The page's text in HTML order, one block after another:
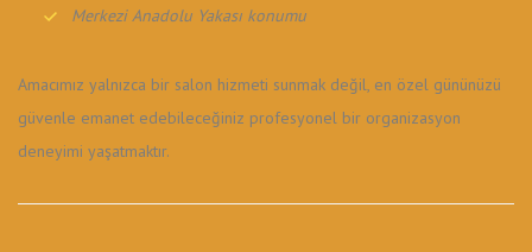
Merkezi Anadolu Yakası konumu
Amacımız yalnızca bir salon hizmeti sunmak değil, en özel gününüzü
güvenle emanet edebileceğiniz profesyonel bir organizasyon
deneyimi yaşatmaktır.